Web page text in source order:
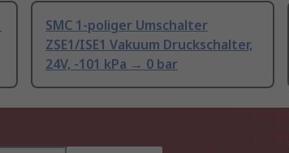
SMC 1-poliger Umschalter
ZSE1/ISE1 Vakuum Druckschalter,
24V, -101 kPa → 0 bar